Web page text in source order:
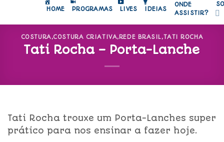
HOME PROGRAMAS LIVES IDEIAS
ONDE
ASSISTIR?
COSTURA,COSTURA CRIATIVA,REDE BRASIL,TATI ROCHA
Tati Rocha – Porta-Lanche
Tati Rocha trouxe um Porta-Lanches super
prático para nos ensinar a fazer hoje.